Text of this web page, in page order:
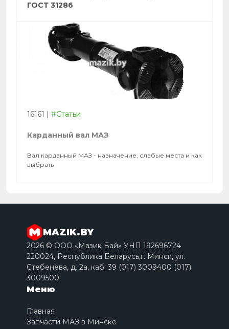
ГОСТ 31286
16161 | #Статьи
Карданный вал МАЗ
Вал карданный МАЗ - назначение, слабые места и как
выбрать
MAZIK.BY
2026 © ООО «Мазик Бай» УНП 192696724
220024, Республика Беларусь,г. Минск, ул.
Стебенёва, д. 2a, каб. 39 (017) 3009400 (017)
3009500
Меню
Главная
Запчасти МАЗ в Минске